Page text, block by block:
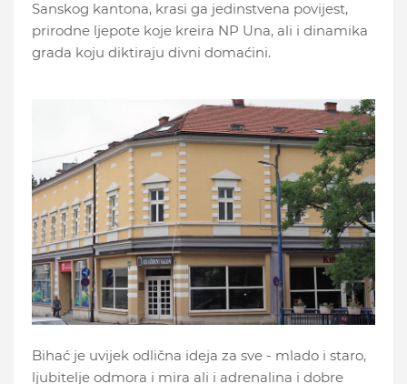
Sanskog kantona, krasi ga jedinstvena povijest,
prirodne ljepote koje kreira NP Una, ali i dinamika
grada koju diktiraju divni domaćini.
Bihać je uvijek odlična ideja za sve - mlado i staro,
ljubitelje odmora i mira ali i adrenalina i dobre